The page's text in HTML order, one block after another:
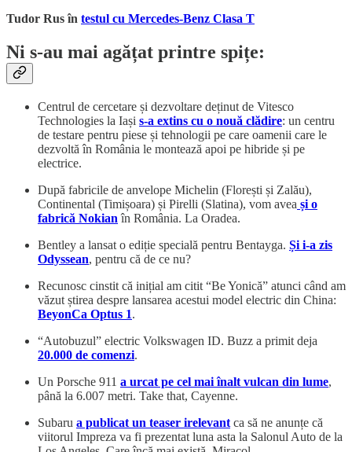
Tudor Rus în testul cu Mercedes-Benz Clasa T
Ni s-au mai agățat printre spițe:
Centrul de cercetare și dezvoltare deținut de Vitesco
Technologies la Iași s-a extins cu o nouă clădire: un centru
de testare pentru piese și tehnologii pe care oamenii care le
dezvoltă în România le montează apoi pe hibride și pe
electrice.
După fabricile de anvelope Michelin (Florești și Zalău),
Continental (Timișoara) și Pirelli (Slatina), vom avea și o
fabrică Nokian în România. La Oradea.
Bentley a lansat o ediție specială pentru Bentayga. Și i-a zis
Odyssean, pentru că de ce nu?
Recunosc cinstit că inițial am citit “Be Yonică” atunci când am
văzut știrea despre lansarea acestui model electric din China:
BeyonCa Optus 1.
“Autobuzul” electric Volkswagen ID. Buzz a primit deja
20.000 de comenzi.
Un Porsche 911 a urcat pe cel mai înalt vulcan din lume,
până la 6.007 metri. Take that, Cayenne.
Subaru a publicat un teaser irelevant ca să ne anunțe că
viitorul Impreza va fi prezentat luna asta la Salonul Auto de la